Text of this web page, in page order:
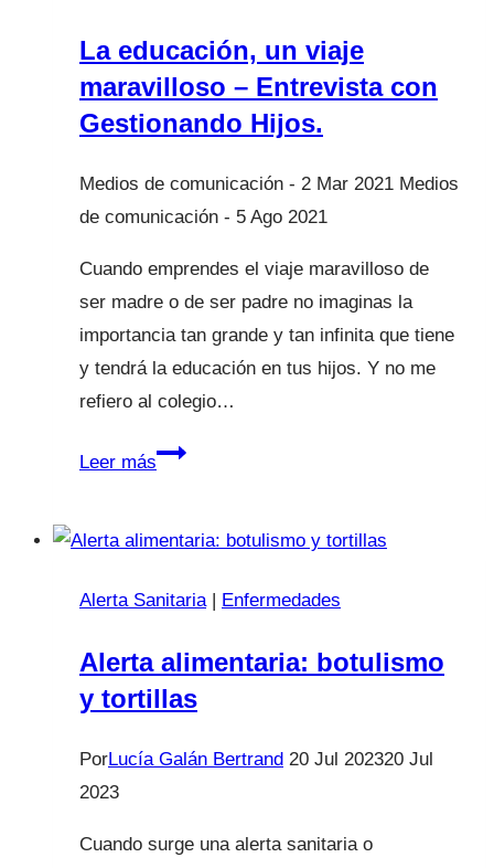
La educación, un viaje
maravilloso – Entrevista con
Gestionando Hijos.
2 Mar 2021
5 Ago 2021
Cuando emprendes el viaje maravilloso de
ser madre o de ser padre no imaginas la
importancia tan grande y tan infinita que tiene
y tendrá la educación en tus hijos. Y no me
refiero al colegio…
Leer másLa
viaje
Entrevista
con
Gestionando
Hijos.
Alerta Sanitaria| Enfermedades
Alerta alimentaria: botulismo
y tortillas
PorLucía Galán Bertrand 20 Jul 202320 Jul
2023
Cuando surge una alerta sanitaria o